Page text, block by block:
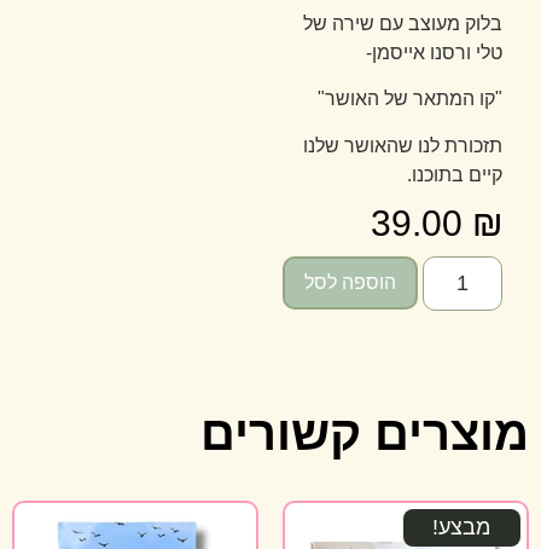
בלוק מעוצב עם שירה של
טלי ורסנו אייסמן-
"קו המתאר של האושר"
תזכורת לנו שהאושר שלנו
קיים בתוכנו.
39.00 ₪
הוספה לסל
מוצרים קשורים
מבצע!